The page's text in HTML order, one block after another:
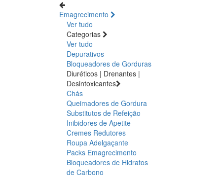
Emagrecimento
Ver tudo
Categorias
Ver tudo
Depurativos
Bloqueadores de Gorduras
Diuréticos | Drenantes |
Desintoxicantes
Chás
Queimadores de Gordura
Substitutos de Refeição
Inibidores de Apetite
Cremes Redutores
Roupa Adelgaçante
Packs Emagrecimento
Bloqueadores de Hidratos
de Carbono